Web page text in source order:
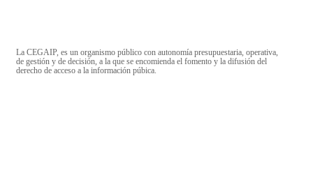
La CEGAIP, es un organismo público con autonomía presupuestaria, operativa,
de gestión y de decisión, a la que se encomienda el fomento y la difusión del
derecho de acceso a la información púbica.